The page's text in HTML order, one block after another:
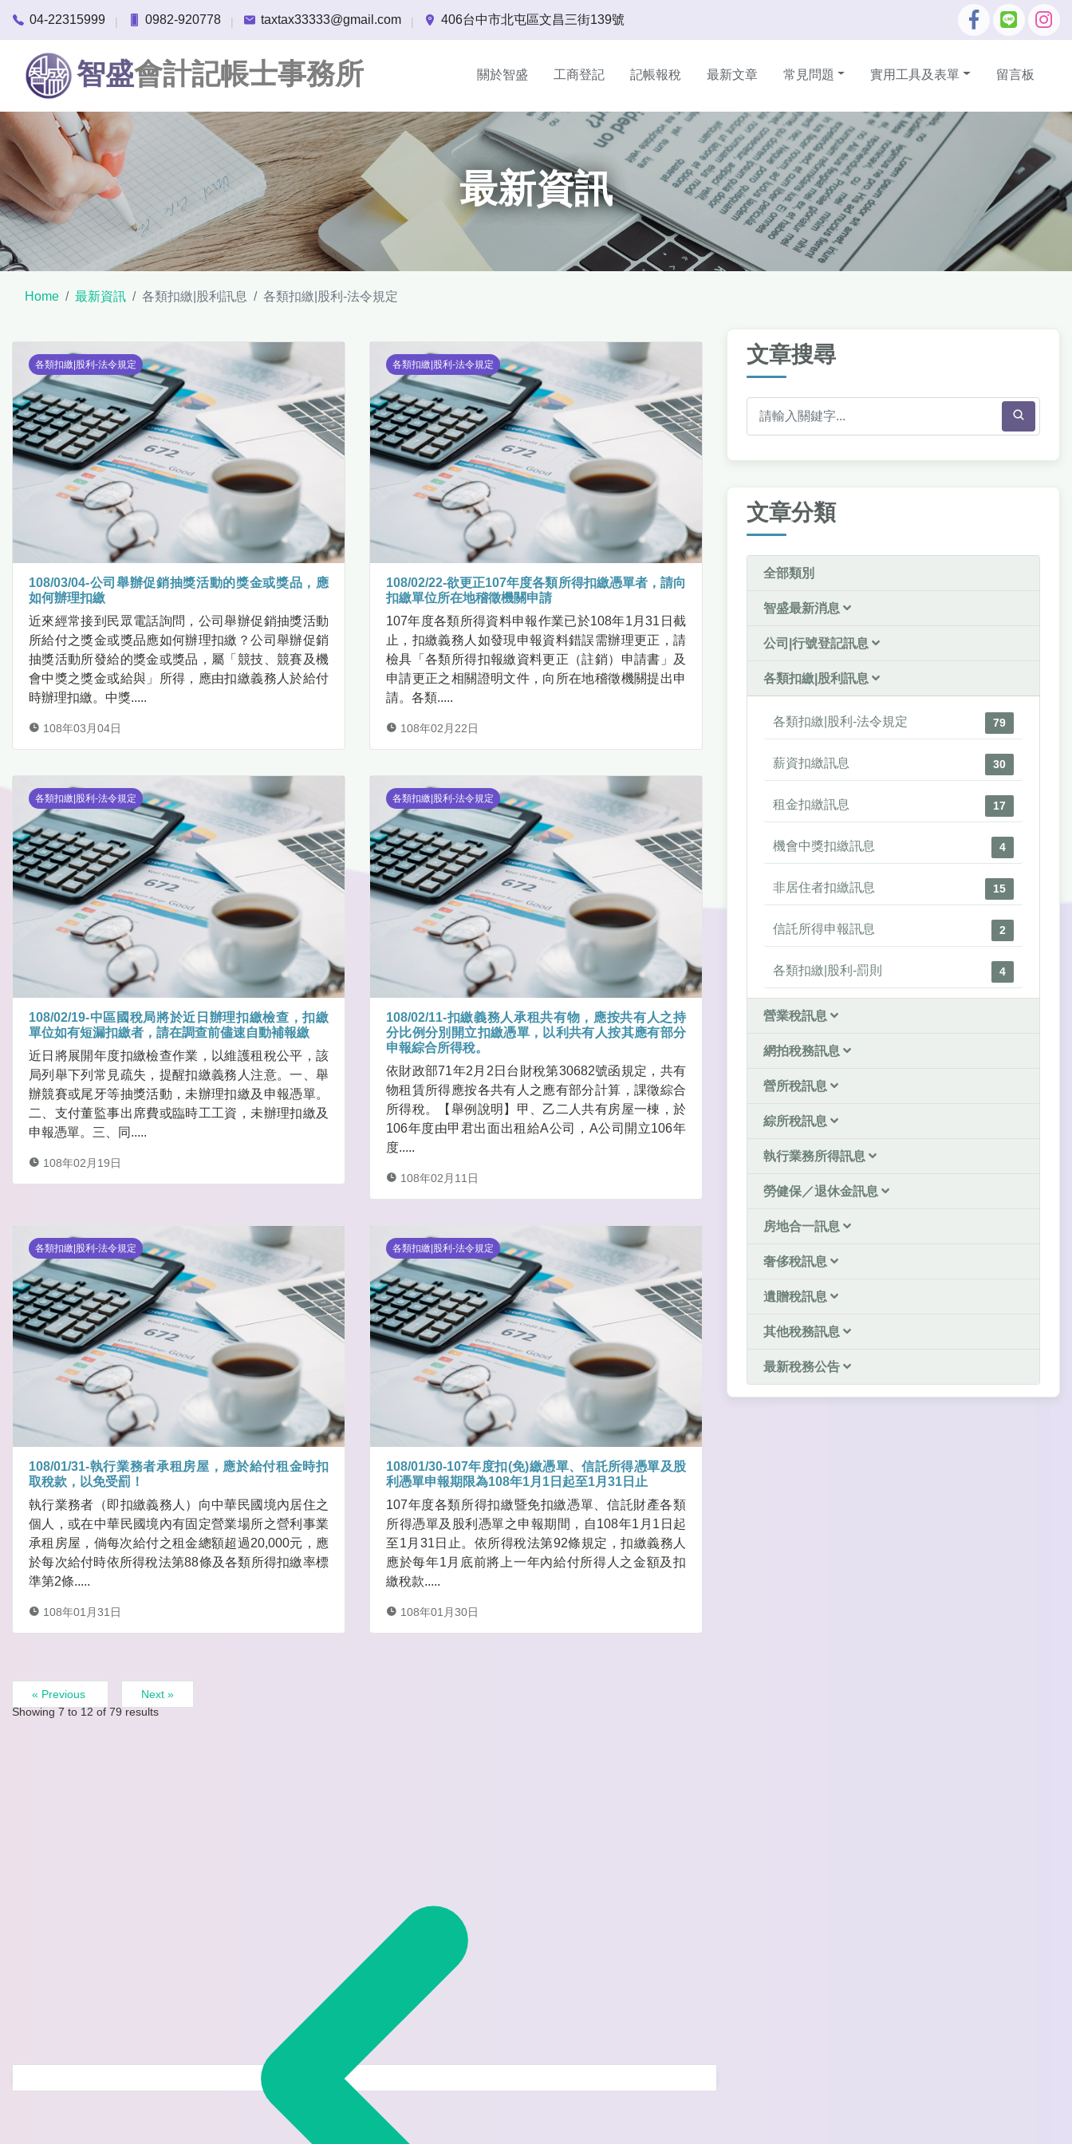
04-22315999 | 0982-920778 | taxtax33333@gmail.com | 406台中市北屯區文昌三街139號
智盛會計記帳士事務所 關於智盛 工商登記 記帳報稅 最新文章 常見問題 實用工具及表單 留言板
最新資訊
Home 最新資訊 各類扣繳|股利訊息 各類扣繳|股利-法令規定
各類扣繳|股利-法令規定
108/03/04-公司舉辦促銷抽獎活動的獎金或獎品，應
如何辦理扣繳
近來經常接到民眾電話詢問，公司舉辦促銷抽獎活動
所給付之獎金或獎品應如何辦理扣繳？公司舉辦促銷
抽獎活動所發給的獎金或獎品，屬「競技、競賽及機
會中獎之獎金或給與」所得，應由扣繳義務人於給付
時辦理扣繳。中獎.....
108年03月04日
各類扣繳|股利-法令規定
108/02/22-欲更正107年度各類所得扣繳憑單者，請向
扣繳單位所在地稽徵機關申請
107年度各類所得資料申報作業已於108年1月31日截
止，扣繳義務人如發現申報資料錯誤需辦理更正，請
檢具「各類所得扣報繳資料更正（註銷）申請書」及
申請更正之相關證明文件，向所在地稽徵機關提出申
請。各類.....
108年02月22日
各類扣繳|股利-法令規定
108/02/19-中區國稅局將於近日辦理扣繳檢查，扣繳
單位如有短漏扣繳者，請在調查前儘速自動補報繳
近日將展開年度扣繳檢查作業，以維護租稅公平，該
局列舉下列常見疏失，提醒扣繳義務人注意。一、舉
辦競賽或尾牙等抽獎活動，未辦理扣繳及申報憑單。
二、支付董監事出席費或臨時工工資，未辦理扣繳及
申報憑單。三、同.....
108年02月19日
各類扣繳|股利-法令規定
108/02/11-扣繳義務人承租共有物，應按共有人之持
分比例分別開立扣繳憑單，以利共有人按其應有部分
申報綜合所得稅。
依財政部71年2月2日台財稅第30682號函規定，共有
物租賃所得應按各共有人之應有部分計算，課徵綜合
所得稅。【舉例說明】甲、乙二人共有房屋一棟，於
106年度由甲君出面出租給A公司，A公司開立106年
度.....
108年02月11日
各類扣繳|股利-法令規定
108/01/31-執行業務者承租房屋，應於給付租金時扣
取稅款，以免受罰！
執行業務者（即扣繳義務人）向中華民國境內居住之
個人，或在中華民國境內有固定營業場所之營利事業
承租房屋，倘每次給付之租金總額超過20,000元，應
於每次給付時依所得稅法第88條及各類所得扣繳率標
準第2條.....
108年01月31日
各類扣繳|股利-法令規定
108/01/30-107年度扣(免)繳憑單、信託所得憑單及股
利憑單申報期限為108年1月1日起至1月31日止
107年度各類所得扣繳暨免扣繳憑單、信託財產各類
所得憑單及股利憑單之申報期間，自108年1月1日起
至1月31日止。依所得稅法第92條規定，扣繳義務人
應於每年1月底前將上一年內給付所得人之金額及扣
繳稅款.....
108年01月30日
« Previous
Next »
Showing 7 to 12 of 79 results
文章搜尋
文章分類
全部類別
智盛最新消息
公司|行號登記訊息
各類扣繳|股利訊息
各類扣繳|股利-法令規定 79
薪資扣繳訊息 30
租金扣繳訊息 17
機會中獎扣繳訊息 4
非居住者扣繳訊息 15
信託所得申報訊息 2
各類扣繳|股利-罰則 4
營業稅訊息
網拍稅務訊息
營所稅訊息
綜所稅訊息
執行業務所得訊息
勞健保／退休金訊息
房地合一訊息
奢侈稅訊息
遺贈稅訊息
其他稅務訊息
最新稅務公告